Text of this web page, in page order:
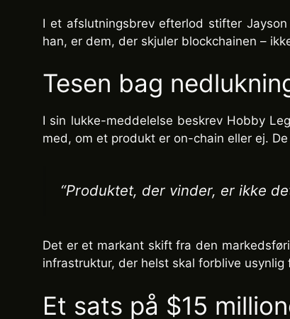
I et afslutningsbrev efterlod stifter
han, er dem, der skjuler blockchainen –
Tesen bag
I sin lukke-meddelelse beskrev Hobby
med, om et produkt er on-chain eller ej.
“Produktet, der vinder, er ikke
Det er et markant skift fra den
infrastruktur, der helst skal forblive usynlig
Et sats på $15